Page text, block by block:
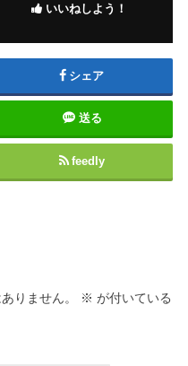
いいねしよう！
シェア
送る
feedly
りません。 ※ が付いている